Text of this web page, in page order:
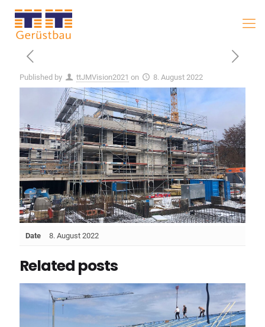
Published by ttJMVision2021 on 8. August 2022
Date 8. August 2022
Related posts